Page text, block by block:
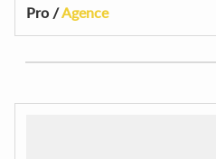
Pro /Agence